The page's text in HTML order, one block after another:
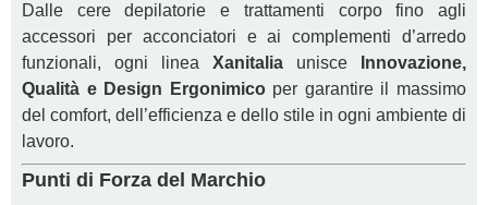
Dalle cere depilatorie e trattamenti corpo fino agli
accessori per acconciatori e ai complementi d’arredo
funzionali, ogni linea Xanitalia unisce
Innovazione,
Qualità e Design Ergonimicoper garantire il massimo
del comfort, dell’efficienza e dello stile in ogni ambiente di
lavoro.
Punti di Forza del Marchio